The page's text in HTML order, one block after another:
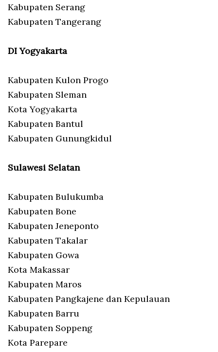
Kabupaten Serang
Kabupaten Tangerang
DI Yogyakarta
Kabupaten Kulon Progo
Kabupaten Sleman
Kota Yogyakarta
Kabupaten Bantul
Kabupaten Gunungkidul
Sulawesi Selatan
Kabupaten Bulukumba
Kabupaten Bone
Kabupaten Jeneponto
Kabupaten Takalar
Kabupaten Gowa
Kota Makassar
Kabupaten Maros
Kabupaten Pangkajene dan Kepulauan
Kabupaten Barru
Kabupaten Soppeng
Kota Parepare